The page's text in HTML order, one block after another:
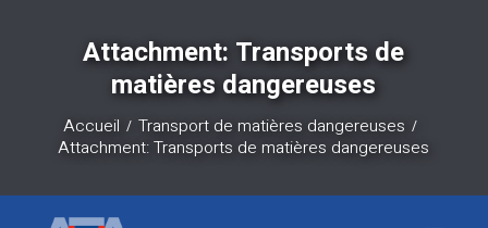
Attachment: Transports de
matières dangereuses
Accueil
Transport de matières dangereuses
Attachment: Transports de matières dangereuses